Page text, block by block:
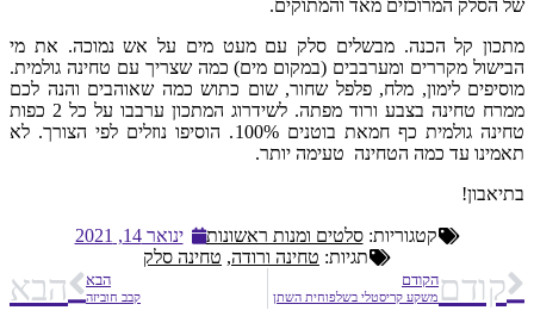
של הסלק המרוכזים מאד והמתוקים.
מתכון קל הכנה. מבשלים סלק עם מעט מים על אש נמוכה. את מי
הבישול מקררים ומערבבים (במקום מים) כמה שצריך עם טחינה גולמית.
מוסיפים לימון, מלח, פלפל שחור, שום כתוש כמה שאוהבים והנה לכם
ממרח טחינה בצבע ורוד מפתה. לשידרוג המתכון ערבבו על כל 2 כפות
טחינה גולמית כף חמאת בוטנים 100%. הוסיפו נוזלים לפי הצורך. לא
תאמינו עד כמה הטחינה טעימה יותר.
בתיאבון!
קטגוריות:סלטים ומנות ראשונות
ינואר 14, 2021
תגיות: טחינה ורודה, טחינה סלק
קודםהקודם
משקע קריסטלי בשלפוחית השתן
הבא
קבב חוביזה הבא